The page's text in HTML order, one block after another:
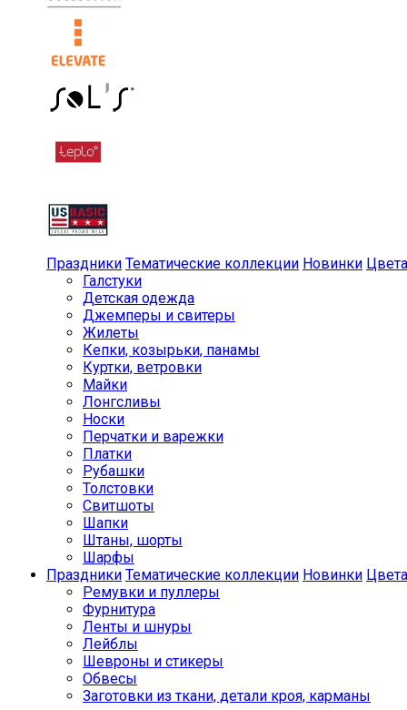
Праздники Тематические коллекции Новинки Цвета
Галстуки
Детская одежда
Джемперы и свитеры
Жилеты
Кепки, козырьки, панамы
Куртки, ветровки
Майки
Лонгсливы
Носки
Перчатки и варежки
Платки
Рубашки
Толстовки
Свитшоты
Шапки
Штаны, шорты
Шарфы
Праздники Тематические коллекции Новинки Цвета
Ремувки и пуллеры
Фурнитура
Ленты и шнуры
Лейблы
Шевроны и стикеры
Обвесы
Заготовки из ткани, детали кроя, карманы